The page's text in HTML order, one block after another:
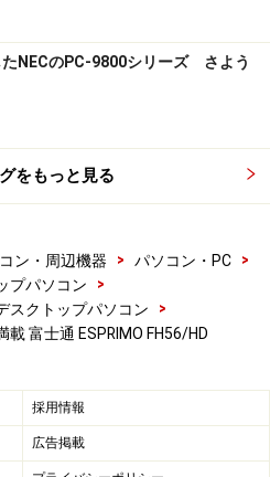
NECのPC-9800シリーズ さよう
をもっと見る
ン・周辺機器 > パソコン・PC
>
プパソコン
>
スクトップパソコン
>
富士通 ESPRIMO FH56/HD
採用情報
広告掲載